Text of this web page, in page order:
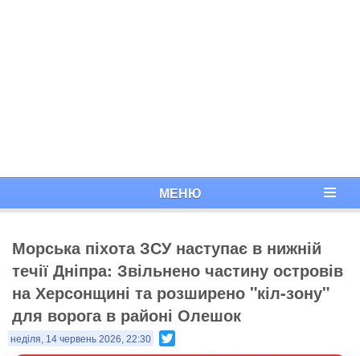
МЕНЮ
Морська піхота ЗСУ наступає в нижній
течії Дніпра: Звільнено частину островів
на Херсонщині та розширено "кіл-зону"
для ворога в районі Олешок
неділя, 14 червень 2026, 22:30